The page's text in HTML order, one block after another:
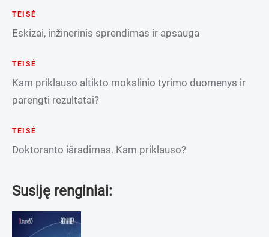
TEISĖ
Eskizai, inžinerinis sprendimas ir apsauga
TEISĖ
Kam priklauso altikto mokslinio tyrimo duomenys ir
parengti rezultatai?
TEISĖ
Doktoranto išradimas. Kam priklauso?
Susiję renginiai: